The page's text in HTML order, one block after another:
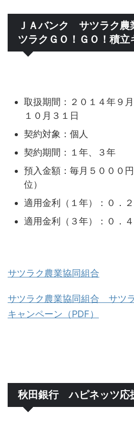
ＪＡバンク サツラク
ツラクＧＯ！ＧＯ！積立
取扱期間：２０１４年９
１０月３１日
契約対象：個人
契約期間：１年、３年
預入金額：毎月５０００
位）
適用金利（１年）：０．
適用金利（３年）：０．
サツラク農業協同組合
サツラク農業協同組合 サツ
キャンペーン（PDF）
秋田銀行 ハピネッツ応